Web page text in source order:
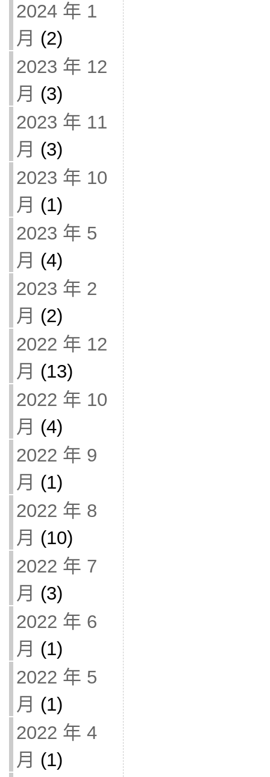
2024 年 1
月 (2)
2023 年 12
月 (3)
2023 年 11
月 (3)
2023 年 10
月 (1)
2023 年 5
月 (4)
2023 年 2
月 (2)
2022 年 12
月 (13)
2022 年 10
月 (4)
2022 年 9
月 (1)
2022 年 8
月 (10)
2022 年 7
月 (3)
2022 年 6
月 (1)
2022 年 5
月 (1)
2022 年 4
月 (1)